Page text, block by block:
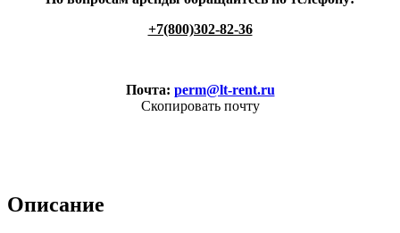
+7(800)302-82-36
Почта: perm@lt-rent.ru
Скопировать почту
Описание